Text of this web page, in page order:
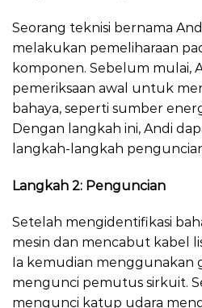
Seorang teknisi bernama
melakukan pemeliharaan
komponen. Sebelum mulai,
pemeriksaan awal untuk
bahaya, seperti sumber
Dengan langkah ini, Andi
langkah-langkah
Langkah 2: Penguncian
Setelah mengidentifikasi
mesin dan mencabut kabel
Ia kemudian
mengunci pemutus sirkuit.
mengunci katup udara